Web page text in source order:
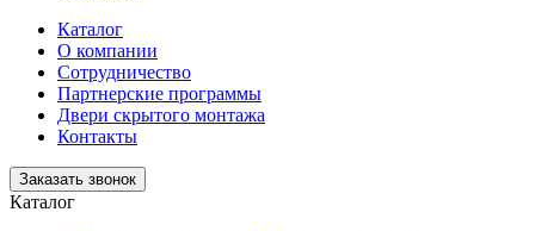
Каталог
О компании
Сотрудничество
Партнерские программы
Двери скрытого монтажа
Контакты
Заказать звонок
Каталог